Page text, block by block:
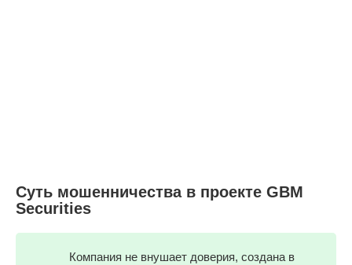
Суть мошенничества в проекте GBM
Securities
Компания не внушает доверия, создана в